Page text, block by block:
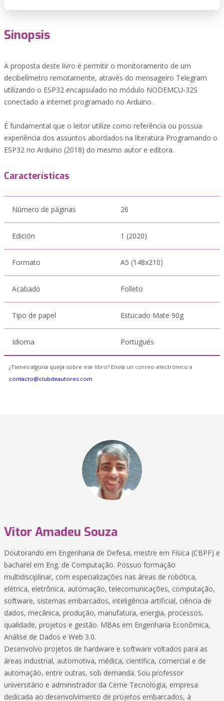
Sinopsis
A proposta deste livro é permitir o monitoramento de um
decibelímetro remotamente, através do mensageiro Telegram
utilizando o ESP32 encapsulado no módulo NODEMCU-32S
conectado a internet programado no Arduino.
É fundamental que o leitor utilize como referência ou possua
experiência dos assuntos abordados na literatura Programando o
ESP32 no Arduino (2018) do mesmo autor e editora.
Características
Número de páginas 26
Edición 1 (2020)
Formato A5 (148x210)
Acabado Folleto
Tipo de papel Estucado Mate 90g
Idioma Portugués
¿Tienes alguna queja sobre ese libro? Envía un correo electrónico a
contacto@clubdeautores.com
Vitor Amadeu Souza
Doutorando em Engenharia de Defesa, mestre em Física (CBPF) e
bacharel em Eng. de Computação. Possuo formação
multidisciplinar, com especializações nas áreas de robótica,
elétrica, eletrônica, automação, telecomunicações, computação,
software, sistemas embarcados, inteligência artificial, ciência de
dados, mecânica, produção, manufatura, energia, processos,
qualidade, projetos e gestão. MBAs em Engenharia Econômica,
Análise de Dados e Web 3.0.
Desenvolvo projetos de hardware e software voltados para as
áreas industrial, automotiva, médica, científica, comercial e de
automação, entre outras, sob demanda. Sou professor
universitário e administrador da Cerne Tecnologia, empresa
dedicada ao desenvolvimento de projetos embarcados, à